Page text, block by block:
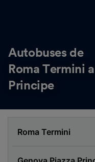
Autobuses de
Roma Termini
Principe